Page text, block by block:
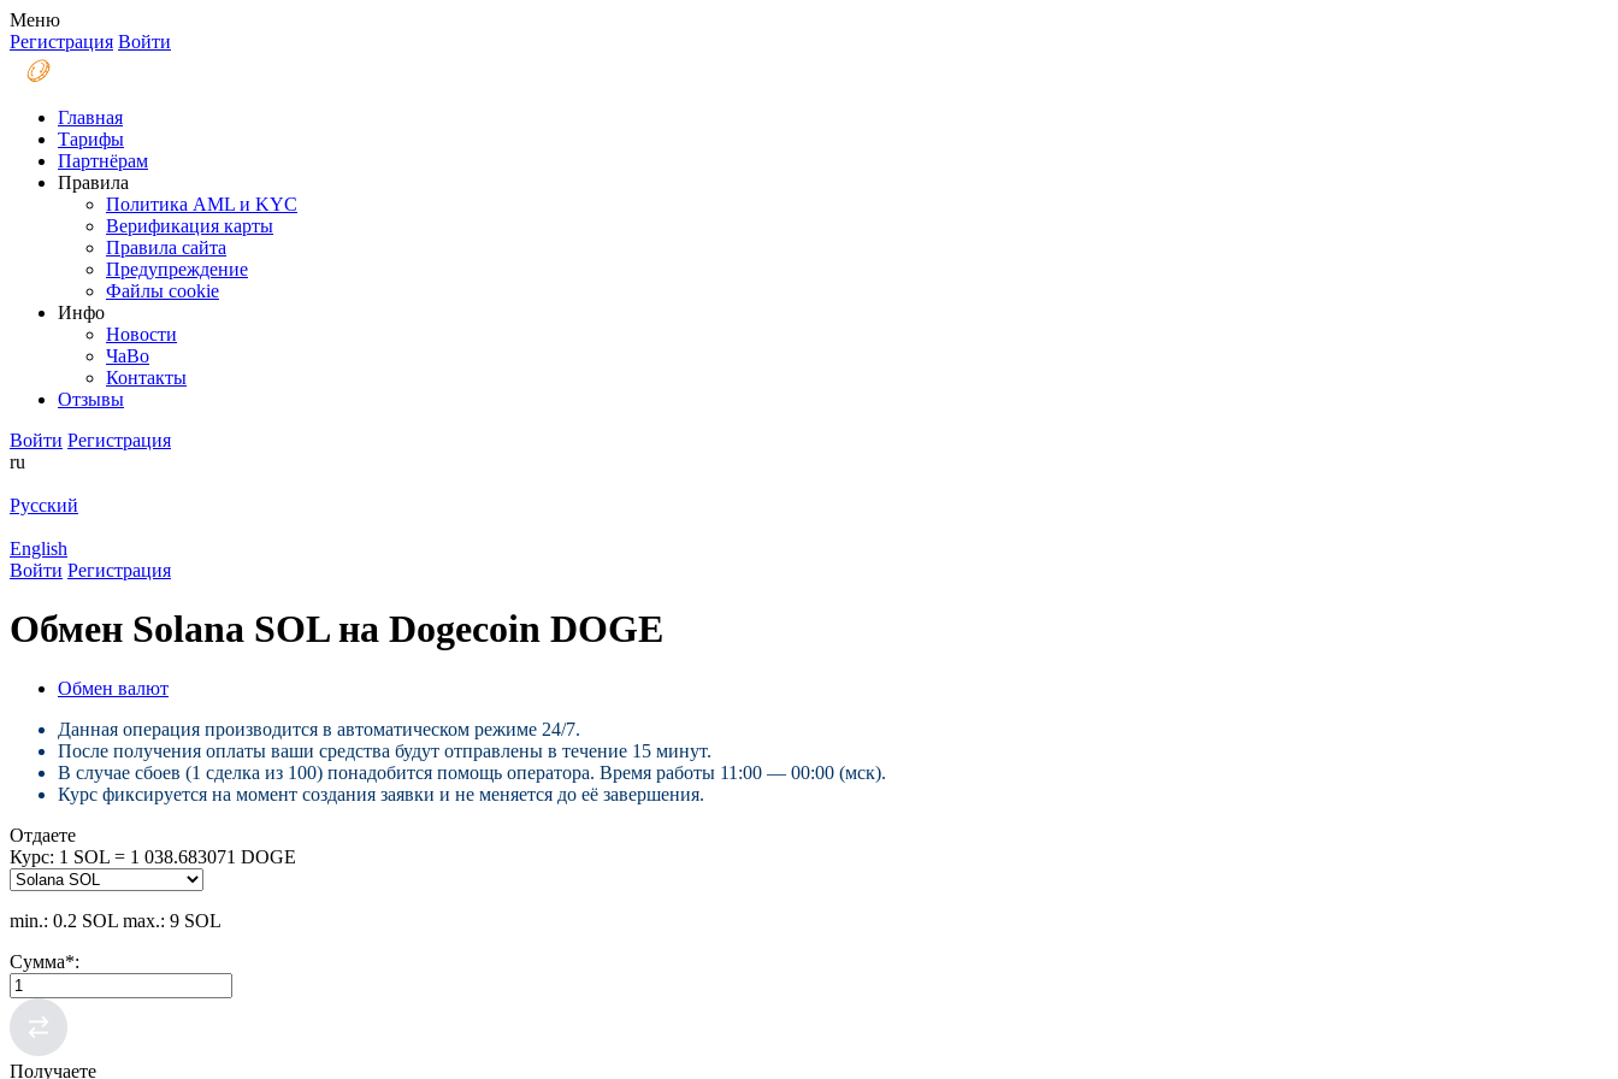
Меню
Регистрация Войти
Главная
Тарифы
Партнёрам
Правила
Политика AML и KYC
Верификация карты
Правила сайта
Предупреждение
Файлы coоkie
Инфо
Новости
ЧаВо
Контакты
Отзывы
Войти Регистрация
ru
Русский
English
Войти Регистрация
Обмен Solana SOL на Dogecoin DOGE
Обмен валют
Данная операция производится в автоматическом режиме 24/7.
После получения оплаты ваши средства будут отправлены в течение 15 минут.
В случае сбоев (1 сделка из 100) понадобится помощь оператора. Время работы 11:00 — 00:00 (мск).
Курс фиксируется на момент создания заявки и не меняется до её завершения.
Отдаете
Курс: 1 SOL = 1 038.683071 DOGE
min.: 0.2 SOL max.: 9 SOL
Сумма*:
Получаете